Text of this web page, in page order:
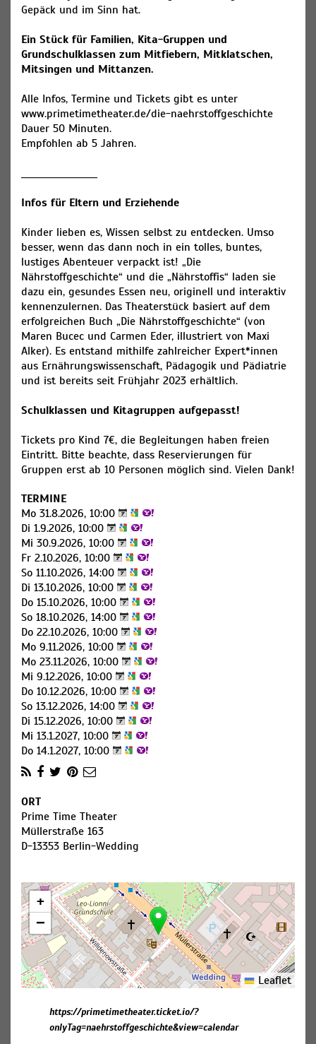
Gepäck und im Sinn hat.
Ein Stück für Familien, Kita-Gruppen und
Grundschulklassen zum Mitfiebern, Mitklatschen,
Mitsingen und Mittanzen.
Alle Infos, Termine und Tickets gibt es unter
www.primetimetheater.de/die-naehrstoffgeschichte
Dauer 50 Minuten.
Empfohlen ab 5 Jahren.
Infos für Eltern und Erziehende
​Kinder lieben es, Wissen selbst zu entdecken. Umso
besser, wenn das dann noch in ein tolles, buntes,
lustiges Abenteuer verpackt ist! „Die
Nährstoffgeschichte“ und die „Nährstoffis“ laden sie
dazu ein, gesundes Essen neu, originell und interaktiv
kennenzulernen. Das Theaterstück basiert auf dem
erfolgreichen Buch „Die Nährstoffgeschichte“ (von
Maren Bucec und Carmen Eder, illustriert von Maxi
Alker). Es entstand mithilfe zahlreicher Expert*innen
aus Ernährungswissenschaft, Pädagogik und Pädiatrie
und ist bereits seit Frühjahr 2023 erhältlich.
Schulklassen und Kitagruppen aufgepasst!
Tickets pro Kind 7€, die Begleitungen haben freien
Eintritt. Bitte beachte, dass Reservierungen für
Gruppen erst ab 10 Personen möglich sind. Vielen Dank!
TERMINE
Mo 31.8.2026, 10:00
Di 1.9.2026, 10:00
Mi 30.9.2026, 10:00
Fr 2.10.2026, 10:00
So 11.10.2026, 14:00
Di 13.10.2026, 10:00
Do 15.10.2026, 10:00
So 18.10.2026, 14:00
Do 22.10.2026, 10:00
Mo 9.11.2026, 10:00
Mo 23.11.2026, 10:00
Mi 9.12.2026, 10:00
Do 10.12.2026, 10:00
So 13.12.2026, 14:00
Di 15.12.2026, 10:00
Mi 13.1.2027, 10:00
Do 14.1.2027, 10:00
ORT
Prime Time Theater
Müllerstraße 163
D-13353 Berlin-Wedding
+
−
Leaflet
https://primetimetheater.ticket.io/?
onlyTag=naehrstoffgeschichte&view=calendar